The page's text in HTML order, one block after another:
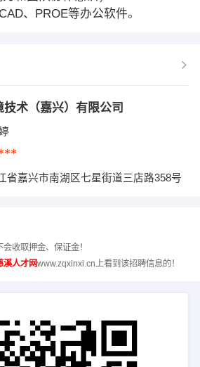
、PROE等办公软件。
术（嘉兴）有限公司
省嘉兴市南湖区七星街道三店路358号
收取押金、保证金！
溪人才网www.zqxinxi.cn上看到该招聘信息的！